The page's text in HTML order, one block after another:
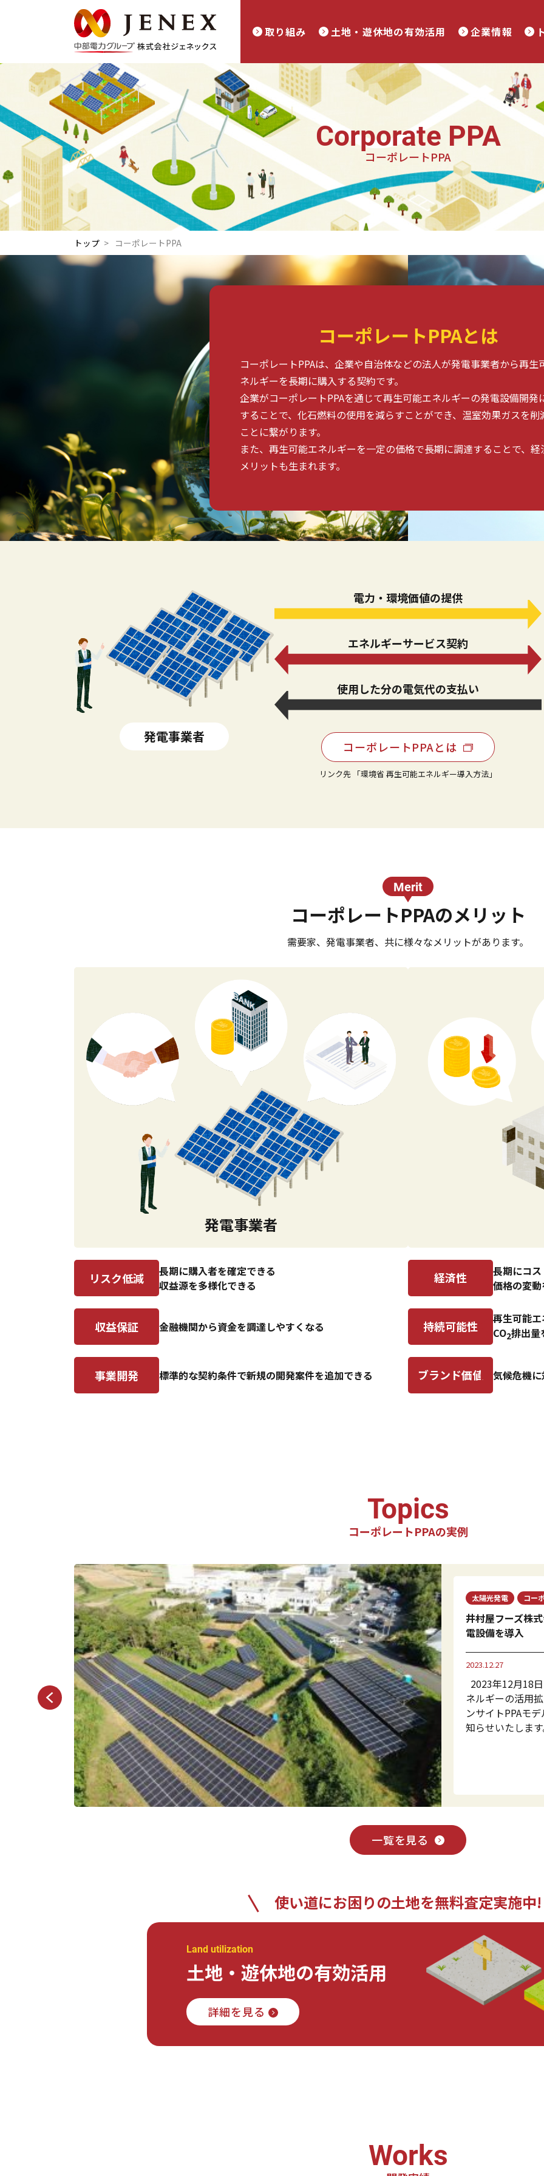
取り組み 土地・遊休地の有効活用 企業情報
Corporate PPA
コーポレートPPA
トップ コーポレートPPA
コーポレートPPAとは
コーポレートPPAは、企業や自治体などの法人が発電事業者から再生
ネルギーを長期に購入する契約です。
企業がコーポレートPPAを通じて再生可能エネルギーの発電設備開発
することで、化石燃料の使用を減らすことができ、温室効果ガスを削
ことに繋がります。
また、再生可能エネルギーを一定の価格で長期に調達することで、経
メリットも生まれます。
発電事業者
電力・環境価値の提供
エネルギーサービス契約
使用した分の電気代の支払い
コーポレートPPAとは
リンク先 「環境省 再生可能エネルギー導入方法」
Merit
コーポレートPPAのメリット
需要家、発電事業者、共に様々なメリットがあります。
発電事業者
リスク低減
長期に購入者を確定できる
収益源を多様化できる
収益保証 金融機関から資金を調達しやすくなる
事業開発 標準的な契約条件で新規の開発案件を追加できる
経済性
長期にコ
価格の変
持続可能性
再生可能
CO2排出量
ブランド価値 気候危機
Topics
コーポレートPPAの実例
太陽光発電 コー
井村屋フーズ株
電設備を導入
2023.12.27
2023年12月18
ネルギーの活用
ンサイトPPAモ
知らせいたしま
一覧を見る
使い道にお困りの土地を無料査定実施中!
Land utilization
土地・遊休地の有効活用
詳細を見る
Works